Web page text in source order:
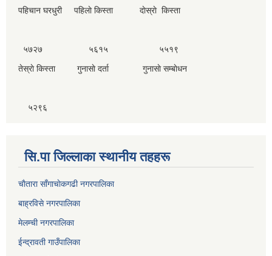
पहिचान घरधुरी पहिलाे किस्ता दाेस्राे किस्ता
५७२७ ५६१५ ५५१९
तेस्राे किस्ता गुनासाे दर्ता गुनासाे सम्बाेधन
५२९६
सि.पा जिल्लाका स्थानीय तहहरू
चाैतारा साँगाचाेकगढी नगरपालिका
बाह्रविसे नगरपालिका
मेलम्ची नगरपालिका
ईन्द्रावती गाउँपालिका